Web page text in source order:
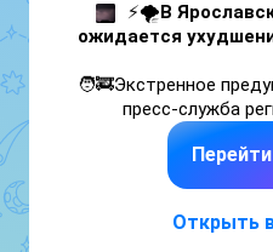
⚡🌪️В
ожидается
🧑‍🚒Экстренное
пресс-служба
🌩️По данным
мая на территории
до 15
Открыть